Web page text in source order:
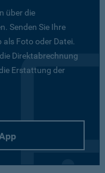
über die
Senden Sie Ihre
als Foto oder Datei.
Direktabrechnung
Erstattung der